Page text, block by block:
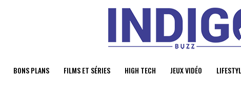
BONS PLANS FILMS ET SÉRIES HIGH TECH JEUX VIDÉO